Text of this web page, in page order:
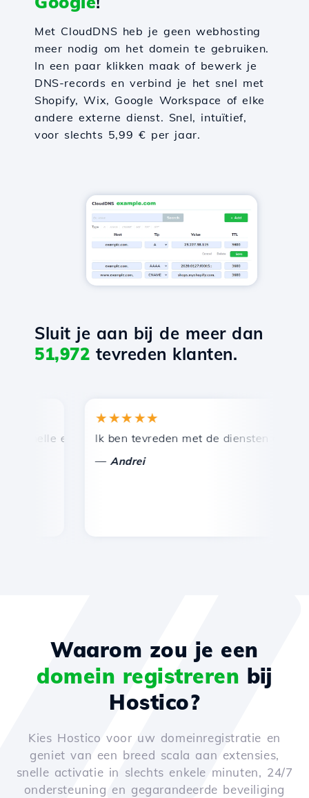
Met CloudDNS heb je geen webhosting
meer nodig om het domein te gebruiken.
In een paar klikken maak of bewerk je
DNS-records en verbind je het snel met
Shopify, Wix, Google Workspace of elke
andere externe dienst. Snel, intuïtief,
voor slechts 5,99 € per jaar.
Sluit je aan bij de meer dan
51,972 tevreden klanten.
en efficiënte technische ondersteuning.
★★★★★
Ik ben tevreden met de diensten die door
Andrei
Waarom zou je een
domein registreren bij
Hostico?
Kies Hostico voor uw domeinregistratie en
geniet van een breed scala aan extensies,
snelle activatie in slechts enkele minuten, 24/7
ondersteuning en gegarandeerde beveiliging